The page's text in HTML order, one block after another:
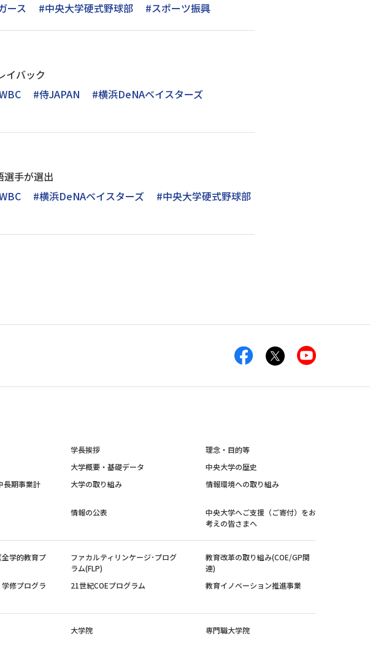
ース #中央大学硬式野球部 #スポーツ振興
イバック
#侍JAPAN
#横浜DeNAベイスターズ
選手が選出
#横浜DeNAベイスターズ
#中央大学硬式野球部
学長挨拶
理念・目的等
大学概要・基礎データ
中央大学の歴史
長期事業計
大学の取り組み 情報環境への取り組み
情報の公表
中央大学へご支援（ご寄付）をお
考えの皆さまへ
学的教育プ
ファカルティリンケージ･プログ
ラム(FLP)
教育改革の取り組み(COE/GP関
連)
修プログラ
21世紀COEプログラム 教育イノベーション推進事業
大学院
専門職大学院